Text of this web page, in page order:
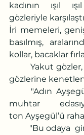
kadının ışıl
gözleriyle
İri memeleri,
basılmış,
kollar, bacaklar
gözlerine
muhtar
ton Ayşegül’ü